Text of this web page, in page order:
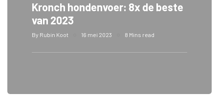
Kronch hondenvoer: 8x de beste
van 2023
By Rubin Koot 16 mei 2023 8 Mins read